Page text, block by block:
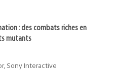
: des combats riches en
mutants
Sony Interactive